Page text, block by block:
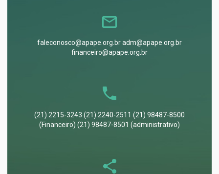
faleconosco@apape.org.br adm@apape.org.br
financeiro@apape.org.br
(21) 2215-3243 (21) 2240-2511 (21) 98487-8500
(Financeiro) (21) 98487-8501 (administrativo)